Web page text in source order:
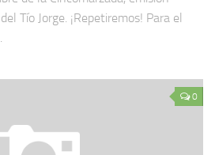
Tío Jorge. ¡Repetiremos! Para el
0